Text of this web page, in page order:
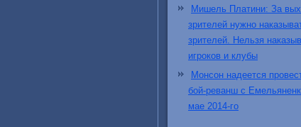
Мишель Платини: За
зрителей нужно
зрителей. Нельзя
игроков и клубы
Монсон надеется
бой-реванш с
мае 2014-го